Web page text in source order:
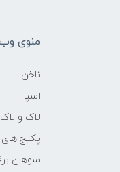
منوی
ناخن
اسپا
لاک و
پکیج
سوهان